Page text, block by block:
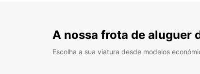
A nossa frota de aluguer
Escolha a sua viatura desde modelos